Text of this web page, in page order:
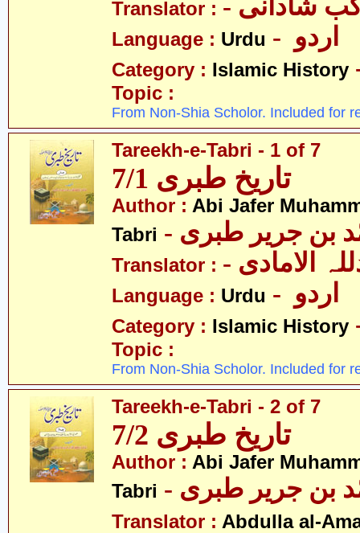
Translator : شادانی
Language : Urdu
Category : Islamic History
Topic :
From Non-Shia Scholor. Included for
Tareekh-e-Tabri - 1 of 7
تاریخ طبری 7/1
Author : Abi Jafer
Tabri
بن جریر طبری
Translator : الامادی
Language : Urdu
Category : Islamic History
Topic :
From Non-Shia Scholor. Included for
Tareekh-e-Tabri - 2 of 7
تاریخ طبری 7/2
Author : Abi Jafer
Tabri
بن جریر طبری
Translator : Abdulla al-